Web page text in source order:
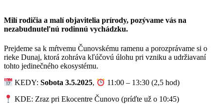
Milí rodičia a malí objavitelia prírody, pozývame vás na
nezabudnuteľnú rodinnú vychádzku.
Prejdeme sa k mŕtvemu Čunovskému ramenu a porozprávame si o
rieke Dunaj, ktorá zohráva kľúčovú úlohu pri vzniku a udržiavaní
tohto jedinečného ekosystému.
KEDY:Sobota 3.5.2025, 11:00 – 13:30 (2,5 hod)
KDE: Zraz pri Ekocentre Čunovo (príďte už o 10:45)